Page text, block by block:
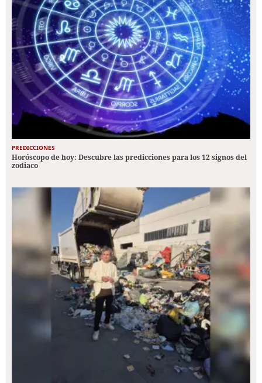
PREDICCIONES
Horóscopo de hoy: Descubre las predicciones para los 12 signos del
zodiaco